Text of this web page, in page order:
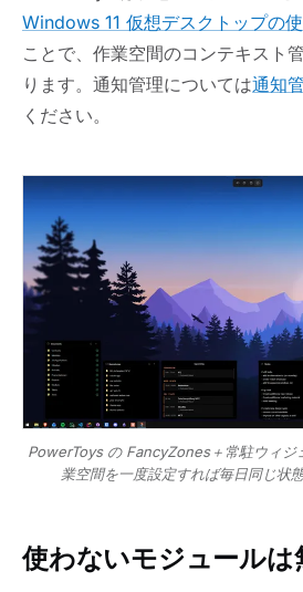
Windows 11 仮想デスクトップの
ことで、作業空間のコンテキスト
ります。通知管理については通知
ください。
PowerToys の FancyZones＋常駐ウィジ
業空間を一度設定すれば毎日同じ状
使わないモジュールは